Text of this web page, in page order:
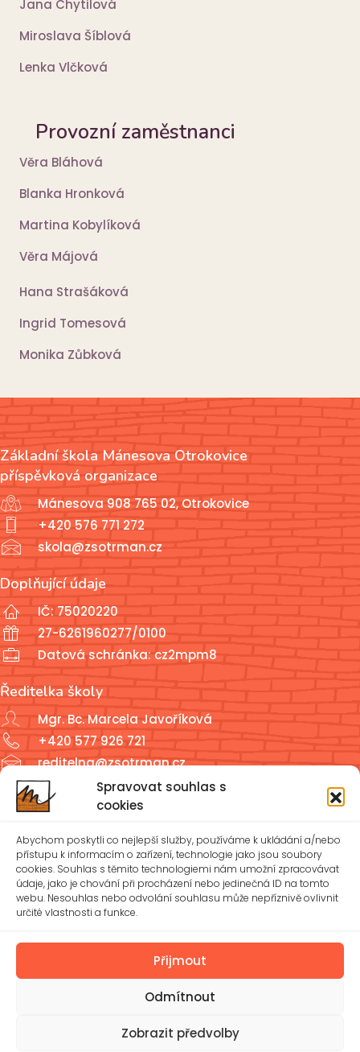
Spravovat souhlas s
cookies
Abychom poskytli co nejlepší služby, používáme k ukládání a/nebo
přístupu k informacím o zařízení, technologie jako jsou soubory
cookies. Souhlas s těmito technologiemi nám umožní zpracovávat
údaje, jako je chování při procházení nebo jedinečná ID na tomto
webu. Nesouhlas nebo odvolání souhlasu může nepříznivě ovlivnit
určité vlastnosti a funkce.
Přijmout
Odmítnout
Zobrazit předvolby
Jana Chytilová
Miroslava Šíblová
Lenka Vlčková
Provozní zaměstnanci
Věra Bláhová
Blanka Hronková
Martina Kobylíková
Věra Májová
Hana Strašáková
Ingrid Tomesová
Monika Zůbková
Základní škola Mánesova Otrokovice
příspěvková organizace
Mánesova 908 765 02, Otrokovice
+420 576 771 272
skola@zsotrman.cz
Doplňující údaje
IČ: 75020220
27-6261960277/0100
Datová schránka: cz2mpm8
Ředitelka školy
Mgr. Bc. Marcela Javoříková
+420 577 926 721
reditelna@zsotrman.cz
Školní jídelna a školní družina
ŠD: +420 577 926 720
reditelna@zsotrman.cz
Zásady cookies (EU)
Ochrana osobních údajů – GDPR
Spravovat souhlas Prohlášení o přístupnosti
© 2026 Základní škola Mánesova Otrokovice, příspěvková